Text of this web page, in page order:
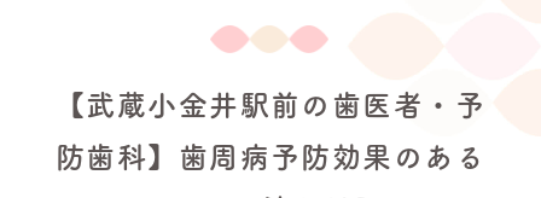
【武蔵小金井駅前の歯医者・予
防歯科】歯周病予防効果のある